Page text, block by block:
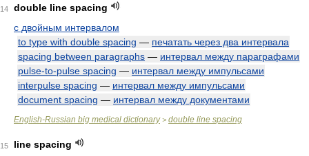
14
double line spacing
с двойным интервалом
to type with double spacing — печатать через два интервала
spacing between paragraphs — интервал между параграфами
pulse-to-pulse spacing — интервал между импульсами
interpulse spacing — интервал между импульсами
document spacing — интервал между документами
English-Russian big medical dictionary> double line spacing
15
line spacing